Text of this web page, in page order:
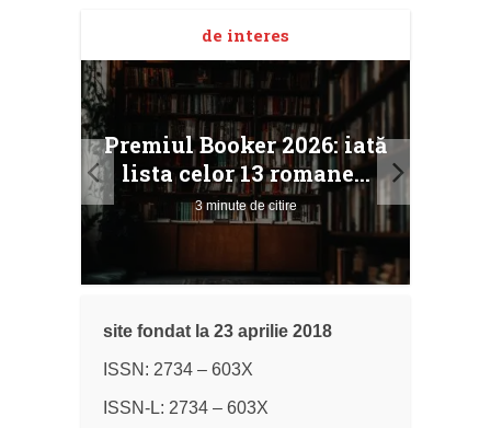
de interes
Premiul Booker 2026: iată
lista celor 13 romane...
3 minute de citire
site fondat la 23 aprilie 2018
ISSN: 2734 – 603X
ISSN-L: 2734 – 603X